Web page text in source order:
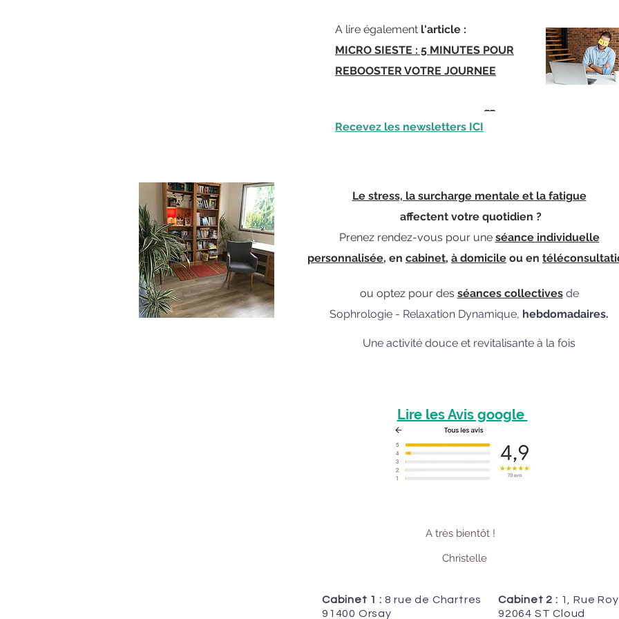
A lire également l'article :
MICRO SIESTE : 5 MINUTES POUR
REBOOSTER VOTRE JOURNEE
Recevez les newsletters ICI
Le stress, la surcharge mentale et la fatigue
affectent votre quotidien ?
Prenez rendez-vous pour une séance individuelle
personnalisée, en cabinet, à domicile ou en
ou optez pour des séances collectivesde
Sophrologie - Relaxation Dynamique, hebdomadaires.
Une activité douce et revitalisante à la fois
Lire les Avis google
A très bientôt !
Christelle
Cabinet 1 : 8 rue de Chartres
91400 Orsay
Cabinet 2 : 1, Rue
92064 ST Cloud